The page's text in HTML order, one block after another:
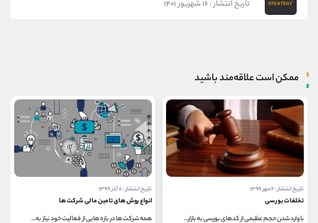
تاریخ انتشار : ۱۶ شهریور ۱۴۰۱
ممکن است علاقه‌مند باشید
تاریخ انتشار : ۲ مهر ۱۳۹۹
تخلفات بورسی
با وارد شدن حجم عظیمی از کدهای بورسی به بازار...
تاریخ انتشار : ۸ آذر ۱۳۹۹
انواع روش های تامین مالی شرکت ها
همه شرکت ها در بازه هایی از فعالیت خود نیاز به...